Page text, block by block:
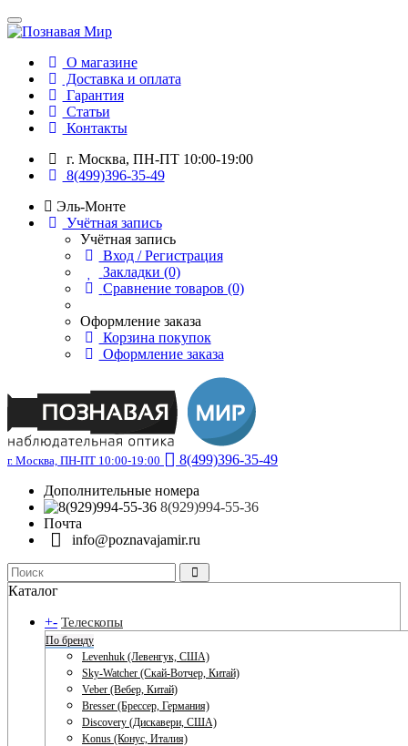
О магазине
Доставка и оплата
Гарантия
Статьи
Контакты
г. Москва, ПН-ПТ 10:00-19:00
8(499)396-35-49
Эль-Монте
Учётная запись
Учётная запись
Вход / Регистрация
Закладки (0)
Сравнение товаров (0)
Оформление заказа
Корзина покупок
Оформление заказа
г. Москва, ПН-ПТ 10:00-19:00
8(499)396-35-49
Дополнительные номера
8(929)994-55-36
Почта
info@poznavajamir.ru
Каталог
+- Телескопы
По бренду
Levenhuk (Левенгук, США)
Sky-Watcher (Скай-Вотчер, Китай)
Veber (Вебер, Китай)
Bresser (Брессер, Германия)
Discovery (Дискавери, США)
Konus (Конус, Италия)